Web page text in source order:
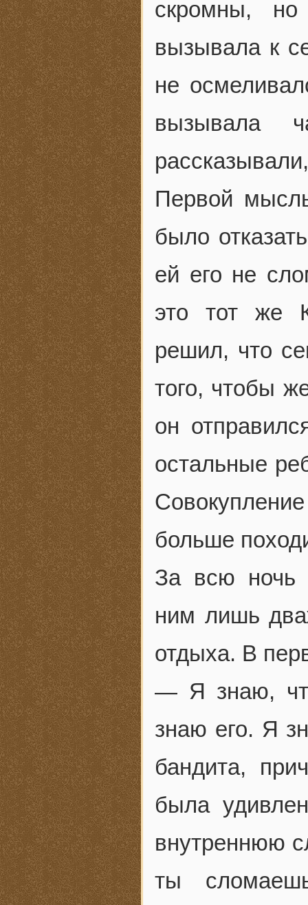
скромны,
вызывала к
не
вызывала
Первой
было
ей его не
это тот же
решил, что
того, чтобы
он
остальные
больше
За всю ночь
ним лишь
отдыха. В
— Я знаю,
знаю его. Я
бандита,
была
внутреннюю
ты